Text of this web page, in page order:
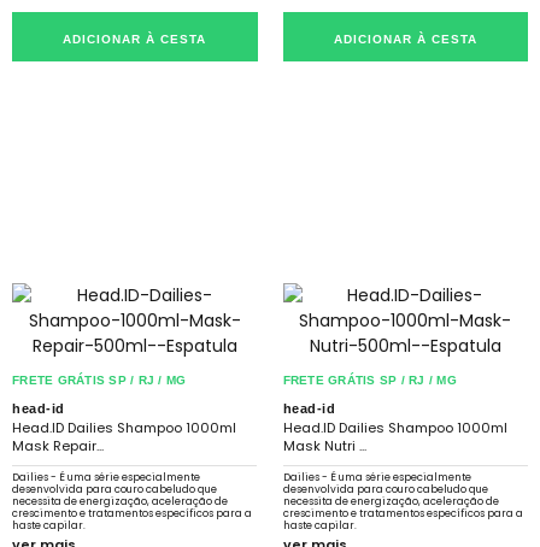
ADICIONAR À CESTA ADICIONAR À CESTA
FRETE GRÁTIS SP / RJ / MG
head-id
Head.ID Dailies Shampoo 1000ml
Mask Repair...
Dailies - É uma série especialmente
desenvolvida para couro cabeludo que
necessita de energização, aceleração de
crescimento e tratamentos específicos para a
haste capilar.
FRETE GRÁTIS SP / RJ / MG
head-id
Head.ID Dailies Shampoo 1000ml
Mask Nutri ...
Dailies - É uma série especialmente
desenvolvida para couro cabeludo que
necessita de energização, aceleração de
crescimento e tratamentos específicos para a
haste capilar.